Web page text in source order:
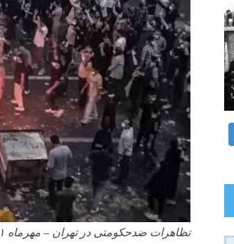
تظاهرات ضدحکومتی در تهران – مهرماه ۱۴۰۱